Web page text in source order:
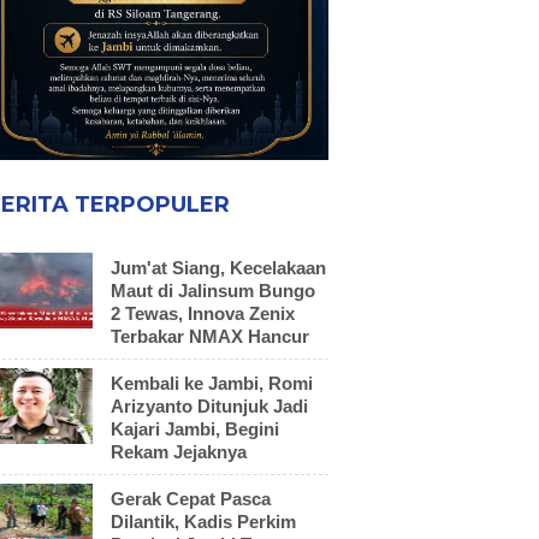
TERPOPULER
Jum'at Siang, Kecelakaan
Maut di Jalinsum Bungo
2 Tewas, Innova Zenix
Terbakar NMAX Hancur
Kembali ke Jambi, Romi
Arizyanto Ditunjuk Jadi
Kajari Jambi, Begini
Rekam Jejaknya
Gerak Cepat Pasca
Dilantik, Kadis Perkim